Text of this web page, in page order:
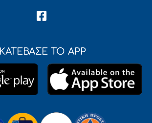
ΚΑΤΕΒΑΣΕ ΤΟ APP